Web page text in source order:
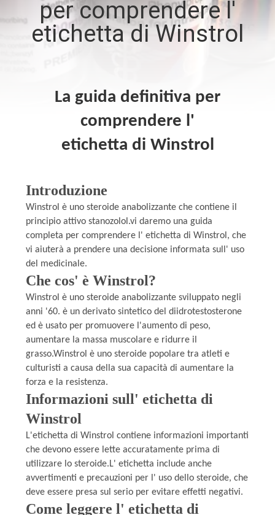
CONTROLLO
CONTATTICI
MAPPA
DEL
SITO
PRIVACY
POLICY
per comprendere l'
etichetta di Winstrol
La guida definitiva per
comprendere l'
etichetta di Winstrol
Introduzione
Winstrol è uno steroide anabolizzante che contiene il
principio attivo stanozolol.vi daremo una guida
completa per comprendere l' etichetta di Winstrol, che
vi aiuterà a prendere una decisione informata sull' uso
del medicinale.
Che cos' è Winstrol?
Winstrol è uno steroide anabolizzante sviluppato negli
anni '60. è un derivato sintetico del diidrotestosterone
ed è usato per promuovere l'aumento di peso,
aumentare la massa muscolare e ridurre il
grasso.Winstrol è uno steroide popolare tra atleti e
culturisti a causa della sua capacità di aumentare la
forza e la resistenza.
Informazioni sull' etichetta di
Winstrol
L'etichetta di Winstrol contiene informazioni importanti
che devono essere lette accuratamente prima di
utilizzare lo steroide.L' etichetta include anche
avvertimenti e precauzioni per l' uso dello steroide, che
deve essere presa sul serio per evitare effetti negativi.
Come leggere l' etichetta di